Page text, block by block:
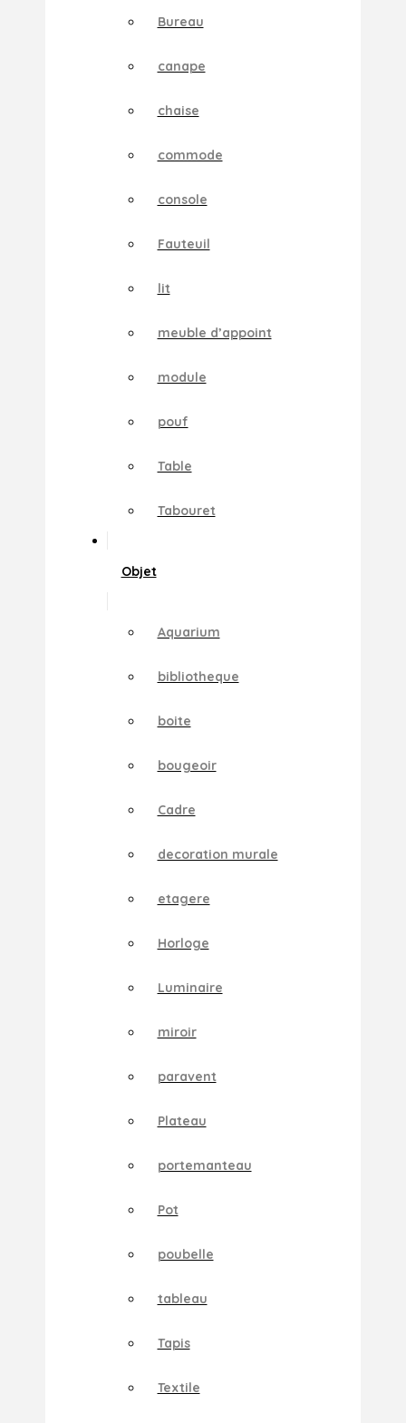
Bureau
canape
chaise
commode
console
Fauteuil
lit
meuble d’appoint
module
pouf
Table
Tabouret
Objet
Aquarium
bibliotheque
boite
bougeoir
Cadre
decoration murale
etagere
Horloge
Luminaire
miroir
paravent
Plateau
portemanteau
Pot
poubelle
tableau
Tapis
Textile